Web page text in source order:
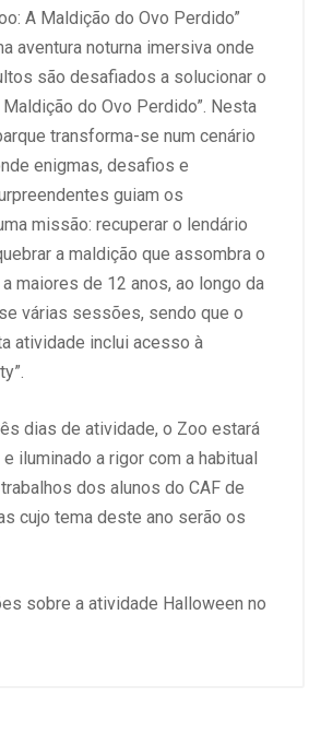
A Maldição do Ovo Perdido”
aventura noturna imersiva onde
são desafiados a solucionar o
Maldição do Ovo Perdido”. Nesta
transforma-se num cenário
enigmas, desafios e
guiam os
missão: recuperar o lendário
a maldição que assombra o
maiores de 12 anos, ao longo da
várias sessões, sendo que o
atividade inclui acesso à
dias de atividade, o Zoo estará
iluminado a rigor com a habitual
dos alunos do CAF de
cujo tema deste ano serão os
sobre a atividade Halloween no